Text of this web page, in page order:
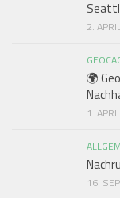
2.
🌍
1.
16.